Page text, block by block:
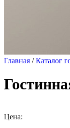
Главная /Каталог
Цена: